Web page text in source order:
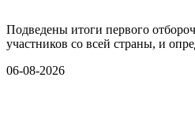
Подведены итоги первого
участников со всей страны, и
06-08-2026